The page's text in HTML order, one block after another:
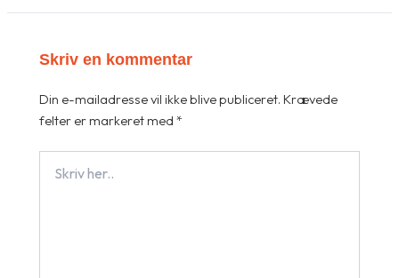
Skriv en kommentar
Din e-mailadresse vil ikke blive publiceret. Krævede
felter er markeret med*
her..